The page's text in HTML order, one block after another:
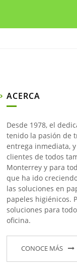
ACERCA
Desde 1978, el
tenido la pasión de
entrega inmediata,
clientes de todos
Monterrey y para
que ha ido
las soluciones en
papeles higiénicos.
soluciones para
oficina.
CONOCE MÁS